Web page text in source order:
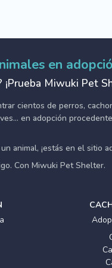
en
¡Prueba Miwuki Pet
cientos de perros,
en adopción
animal, ¡estás en el sitio
Con Miwuki Pet Shelter.